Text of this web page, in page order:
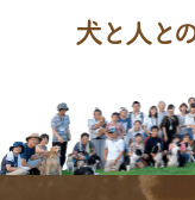
犬と人と